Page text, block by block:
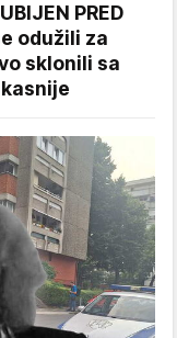
PRED
odužili za
sklonili sa